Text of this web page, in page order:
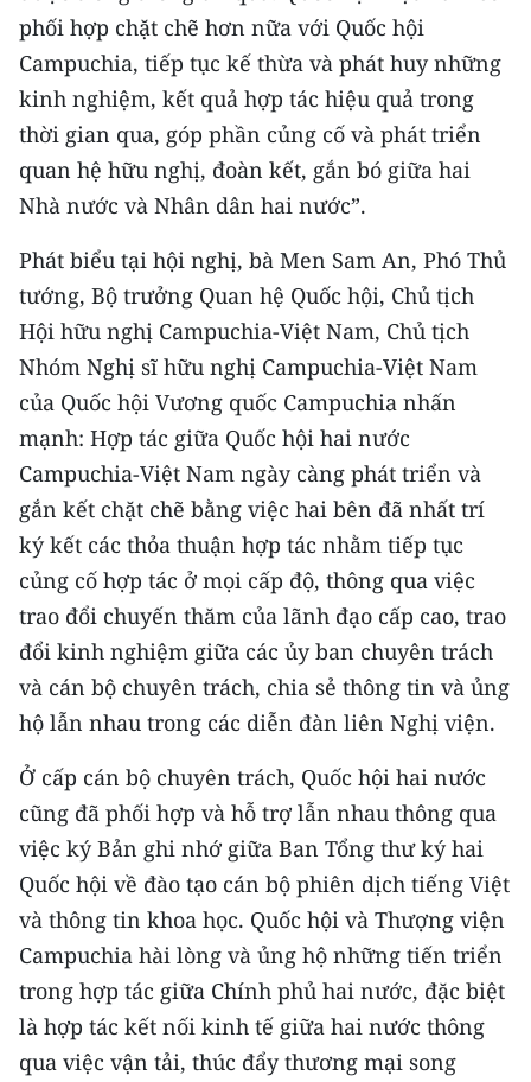
phối hợp chặt chẽ hơn nữa với Quốc hội
Campuchia, tiếp tục kế thừa và phát huy những
kinh nghiệm, kết quả hợp tác hiệu quả trong
thời gian qua, góp phần củng cố và phát triển
quan hệ hữu nghị, đoàn kết, gắn bó giữa hai
Nhà nước và Nhân dân hai nước”.
Phát biểu tại hội nghị, bà Men Sam An, Phó Thủ
tướng, Bộ trưởng Quan hệ Quốc hội, Chủ tịch
Hội hữu nghị Campuchia-Việt Nam, Chủ tịch
Nhóm Nghị sĩ hữu nghị Campuchia-Việt Nam
của Quốc hội Vương quốc Campuchia nhấn
mạnh: Hợp tác giữa Quốc hội hai nước
Campuchia-Việt Nam ngày càng phát triển và
gắn kết chặt chẽ bằng việc hai bên đã nhất trí
ký kết các thỏa thuận hợp tác nhằm tiếp tục
củng cố hợp tác ở mọi cấp độ, thông qua việc
trao đổi chuyến thăm của lãnh đạo cấp cao, trao
đổi kinh nghiệm giữa các ủy ban chuyên trách
và cán bộ chuyên trách, chia sẻ thông tin và ủng
hộ lẫn nhau trong các diễn đàn liên Nghị viện.
Ở cấp cán bộ chuyên trách, Quốc hội hai nước
cũng đã phối hợp và hỗ trợ lẫn nhau thông qua
việc ký Bản ghi nhớ giữa Ban Tổng thư ký hai
Quốc hội về đào tạo cán bộ phiên dịch tiếng Việt
và thông tin khoa học. Quốc hội và Thượng viện
Campuchia hài lòng và ủng hộ những tiến triển
trong hợp tác giữa Chính phủ hai nước, đặc biệt
là hợp tác kết nối kinh tế giữa hai nước thông
qua việc vận tải, thúc đẩy thương mại song